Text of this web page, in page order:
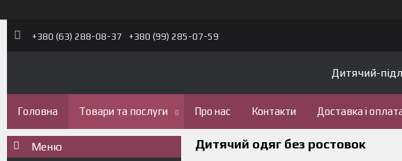
+380 (63) 288-08-37 +380 (99) 285-07-59
Дитячий-
Головна Товари та послуги Про нас Контакти Доставка і
Дитячий одяг без ростовок